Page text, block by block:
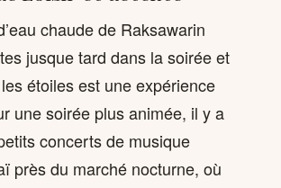
chaude de Raksawarin
jusque tard dans la soirée et
étoiles est une expérience
une soirée plus animée, il y a
concerts de musique
près du marché nocturne, où